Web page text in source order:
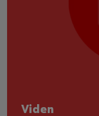
Viden